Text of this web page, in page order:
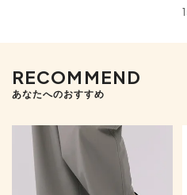
RECOMMEND
あなたへのおすすめ